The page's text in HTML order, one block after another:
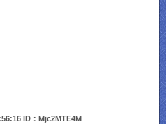
ID：Mjc2MTE4M